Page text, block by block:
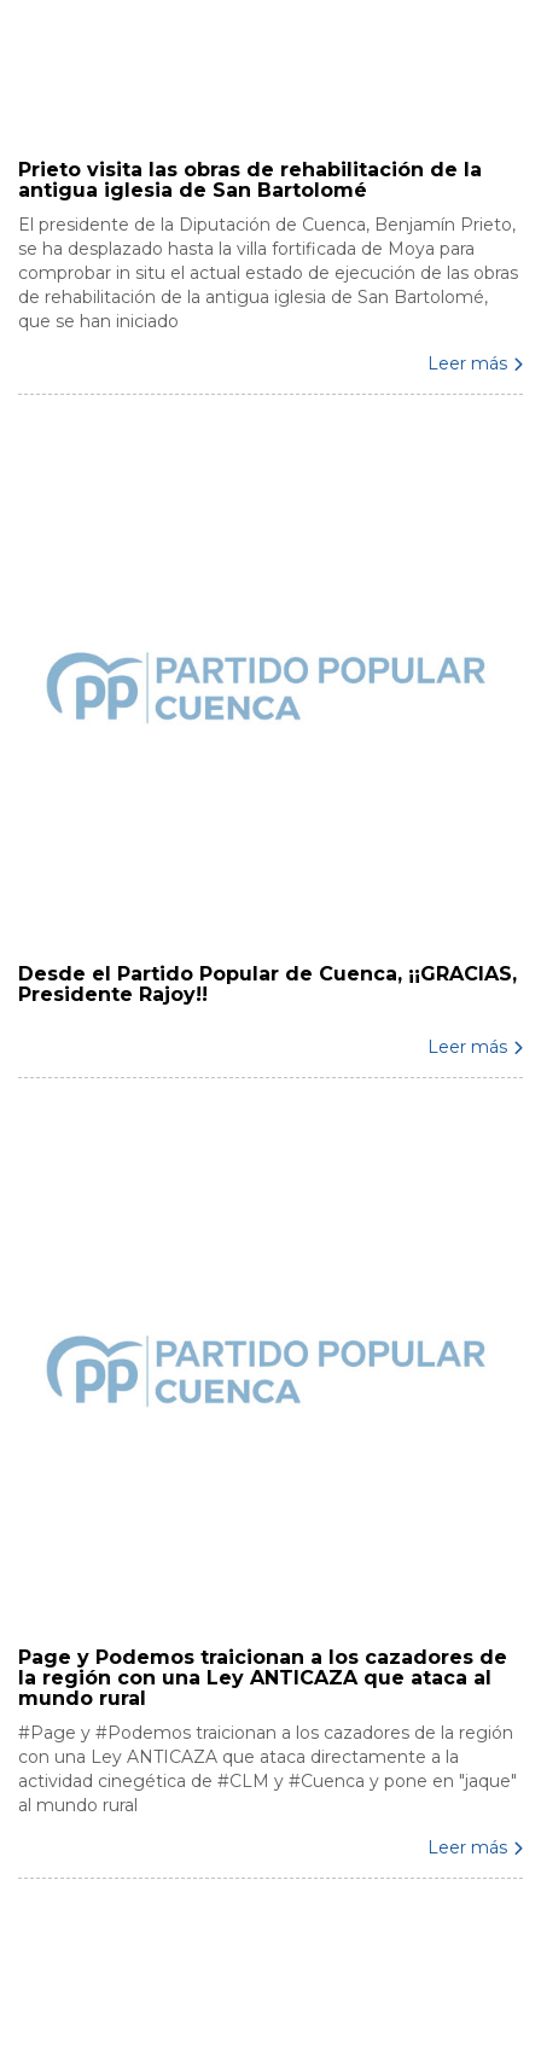
Prieto visita las obras de rehabilitación de la
antigua iglesia de San Bartolomé
El presidente de la Diputación de Cuenca, Benjamín Prieto,
se ha desplazado hasta la villa fortificada de Moya para
comprobar in situ el actual estado de ejecución de las obras
de rehabilitación de la antigua iglesia de San Bartolomé,
que se han iniciado
Leer más
Desde el Partido Popular de Cuenca, ¡¡GRACIAS,
Presidente Rajoy!!
Leer más
Page y Podemos traicionan a los cazadores de
la región con una Ley ANTICAZA que ataca al
mundo rural
#Page y #Podemos traicionan a los cazadores de la región
con una Ley ANTICAZA que ataca directamente a la
actividad cinegética de #CLM y #Cuenca y pone en "jaque"
al mundo rural
Leer más